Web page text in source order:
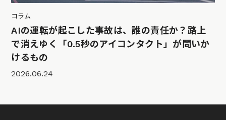
コラム
AIの運転が起こした事故は、誰の責任か？路上
で消えゆく「0.5秒のアイコンタクト」が問いか
けるもの
2026.06.24